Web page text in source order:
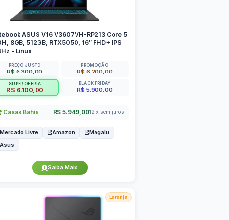
ASUS V16 V3607VH-RP213 Core 5
8GB, 512GB, RTX5050, 16″ FHD+ IPS
- Linux
PREÇO JUSTO
R$ 6.300,00
PROMOÇÃO
R$ 6.200,00
SUPER OFERTA
R$ 6.100,00
BLACK FRIDAY
R$ 5.900,00
Casas Bahia R$ 5.949,0012 x sem juros
Mercado Livre Amazon
Magalu
Asus
Saiba Mais
Laranja